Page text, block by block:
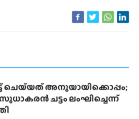
ചെയ്‌യത് അനുയായിക്കൊപ്പം;
ചട്ടം ലംഘിച്ചെന്ന്